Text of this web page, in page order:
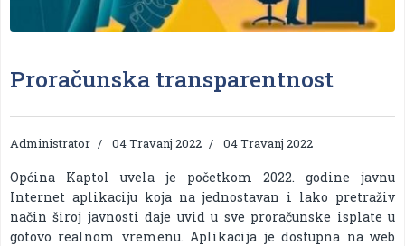
Proračunska transparentnost
Administrator 04 Travanj 2022 04 Travanj 2022
Općina Kaptol uvela je početkom 2022. godine javnu
Internet aplikaciju koja na jednostavan i lako pretraživ
način široj javnosti daje uvid u sve proračunske isplate u
gotovo realnom vremenu. Aplikacija je dostupna na web